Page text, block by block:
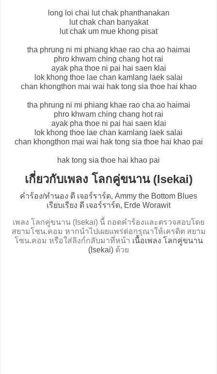
long loi chai lut chak phanthanakan
lut chak chan banyakat
lut chak um mue khong pisat
tha phrung ni mi phiang khae rao cha ao haimai
phro khwam ching chang hot rai
ayak pha thoe ni pai hai saen klai
lok khong thoe lae chan kamlang laek salai
chan khongthon mai wai hak tong sia thoe hai khao
tha phrung ni mi phiang khae rao cha ao haimai
phro khwam ching chang hot rai
ayak pha thoe ni pai hai saen klai
lok khong thoe lae chan kamlang laek salai
chan khongthon mai wai hak tong sia thoe hai khao pai
hak tong sia thoe hai khao pai
เกี่ยวกับเพลง โลกคู่ขนาน (Isekai)
คำร้อง/ทำนอง ดี เจอร์ราร์ด, Ammy the Bottom Blues
เรียบเรียง ดี เจอร์ราร์ด, Erde Worawit
เพลง โลกคู่ขนาน (Isekai) นี้ ถอดคำร้องและตรวจสอบโดย
สยามโซน.คอม หากนำไปเผยแพร่ต่อกรุณาให้เครดิต สยาม
โซน.คอม หรือใส่ลิงก์กลับมาที่หน้า เนื้อเพลง โลกคู่ขนาน
(Isekai) ด้วย